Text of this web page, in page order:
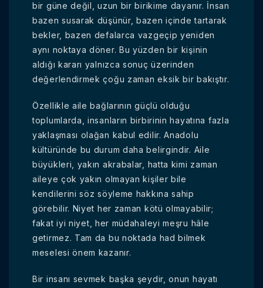
bir güne değil, uzun bir birikime dayanır. İnsan
bazen susarak düşünür, bazen içinde tartarak
bekler, bazen defalarca vazgeçip yeniden
aynı noktaya döner. Bu yüzden bir kişinin
aldığı kararı yalnızca sonuç üzerinden
değerlendirmek çoğu zaman eksik bir bakıştır.
Özellikle aile bağlarının güçlü olduğu
toplumlarda, insanların birbirinin hayatına fazla
yaklaşması olağan kabul edilir. Anadolu
kültüründe bu durum daha belirgindir. Aile
büyükleri, yakın akrabalar, hatta kimi zaman
aileye çok yakın olmayan kişiler bile
kendilerini söz söyleme hakkına sahip
görebilir. Niyet her zaman kötü olmayabilir;
fakat iyi niyet, her müdahaleyi meşru hâle
getirmez. Tam da bu noktada had bilmek
meselesi önem kazanır.
Bir insanı sevmek başka şeydir, onun hayatı